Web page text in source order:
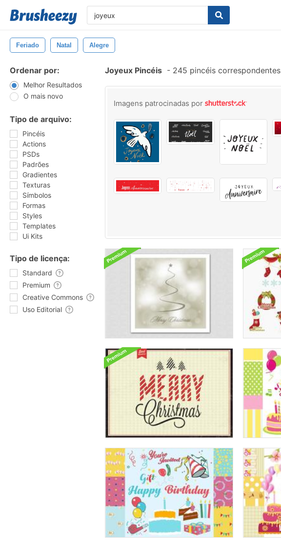
Feriado Natal Alegre
Ordenar por:
Melhor Resultados
O mais novo
Tipo de arquivo:
Pincéis
Actions
PSDs
Padrões
Gradientes
Texturas
Símbolos
Formas
Styles
Templates
Ui Kits
Tipo de licença:
Standard
Premium
Creative Commons
Uso Editorial
Joyeux Pincéis - 245 pincéis correspondentes
Imagens patrocinadas por